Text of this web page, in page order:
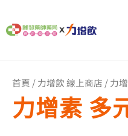
主
首頁 /力增飲 線上商店 / 力
力增素 多